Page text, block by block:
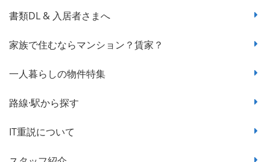
書類DL & 入居者さまへ
家族で住むならマンション？賃家？
一人暮らしの物件特集
路線·駅から探す
IT重説について